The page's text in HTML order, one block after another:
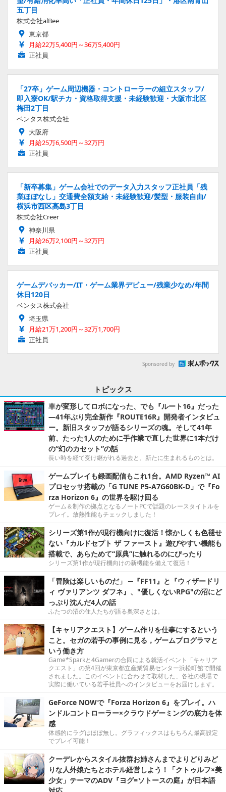
五丁目
株式会社alBee
東京都
月給22万5,400円～36万5,400円
正社員
「27卒」ゲーム周辺機器・コントローラーの組立スタッフ/
即入寮OK/駅チカ・資格取得支援・未経験歓迎・大阪市北区
梅田2丁目
ベンタス株式会社
大阪府
月給25万6,500円～32万円
正社員
「新卒募集」ゲーム会社でのデータ入力スタッフ正社員「残
業ほぼなし」交通費全額支給・未経験歓迎/髪型・服装自由/
横浜市西区高島3丁目
株式会社Creer
神奈川県
月給26万2,100円～32万円
正社員
ゲームデバッカー/IT・ゲーム業界デビュー/残業少なめ/年間
休日120日
ベンタス株式会社
埼玉県
月給21万1,200円～32万1,700円
正社員
Sponsored by
トピックス
車が変形してロボになった、でも『ルート16』だった
―41年ぶり完全新作『ROUTE16R』開発者インタビュ
ー。新旧スタッフが語るシリーズの魂。そして41年
前、たった1人のために手作業で直した世界に1本だけ
の“幻のカセット”の話
長い時を経て受け継がれる過去と、新たに生まれるものとは。
ゲームプレイも録画配信もこれ1台。AMD Ryzen™ AI
プロセッサ搭載の「G TUNE P5-A7G60BK-D」で『Fo
rza Horizon 6』の世界を駆け回る
ゲーム＆制作の拠点となるノートPCで話題のレースタイトルを
プレイ。放熱性能もチェックしました！
シリーズ第1作が現行機向けに復活！懐かしくも色褪せ
ない『カルドセプト ザ ファースト』遊びやすい機能も
搭載で、あらためて“原典”に触れるのにぴったり
シリーズ第1作が現行機向けの新機能を備えて復活！
「冒険は楽しいものだ」 ─『FF11』と『ウィザードリ
ィ ヴァリアンツ ダフネ』、"優しくないRPG"の沼にど
っぷり沈んだ4人の話
ふたつの沼の住人たちが語る奥深さとは。
【キャリアクエスト】ゲーム作りを仕事にするという
こと。セガの若手の事例に見る，ゲームプログラマと
いう働き方
Game*Sparkと4Gamerの合同による就活イベント「キャリア
クエスト」の第4回が東京都立産業貿易センター浜松町館で開催
されました。このイベントに合わせて取材した、各社の現場で
実際に働いている若手社員へのインタビューをお届けします。
GeForce NOWで『Forza Horizon 6』をプレイ。ハ
ンドルコントローラー×クラウドゲーミングの底力を体
感
体感的にラグはほぼ無し。グラフィックスはもちろん最高設定
でプレイ可能！
クーデレからスタイル抜群お姉さんまでよりどりみど
りな人外娘たちとホテル経営しよう！「クトゥルフ×美
少女」テーマのADV『ヨグ=ソトースの庭』が日本語